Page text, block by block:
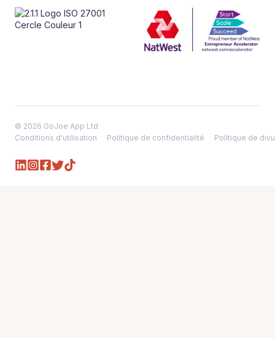
© 2026 GoJoe App Ltd
Conditions d'utilisation
Politique de confidentialité Politique de